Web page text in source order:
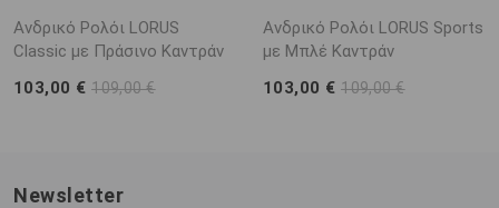
Ανδρικό Ρολόι LORUS
Classic με Πράσινο Καντράν
103,00 €109,00 €
Ανδρικό Ρολόι LORUS Sports
με Μπλέ Καντράν
103,00 €109,00 €
Newsletter